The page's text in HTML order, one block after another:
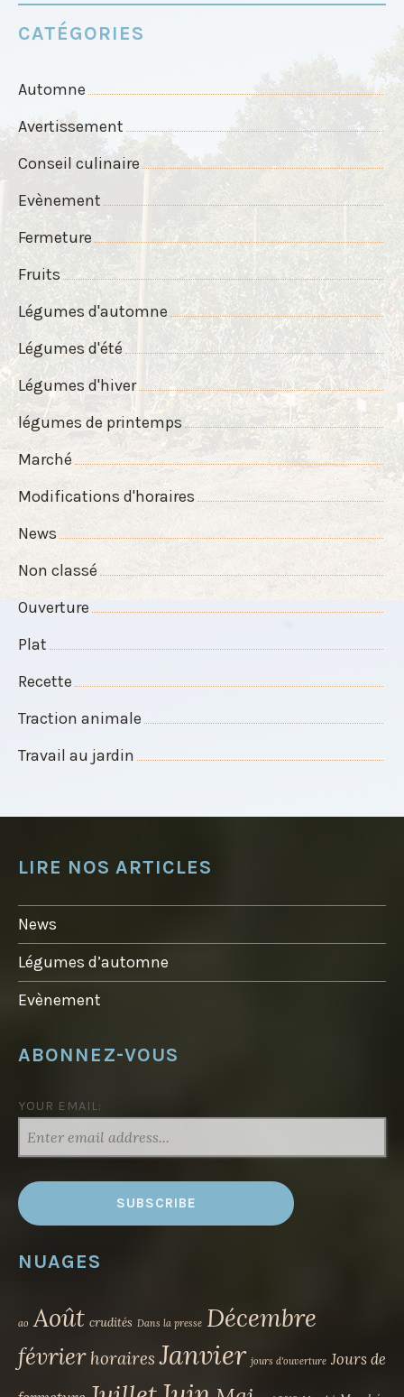
CATÉGORIES
Automne
Avertissement
Conseil culinaire
Evènement
Fermeture
Fruits
Légumes d'automne
Légumes d'été
Légumes d'hiver
légumes de printemps
Marché
Modifications d'horaires
News
Non classé
Ouverture
Plat
Recette
Traction animale
Travail au jardin
LIRE NOS ARTICLES
News
Légumes d’automne
Evènement
ABONNEZ-VOUS
YOUR EMAIL:
NUAGES
ao Août crudités Dans la presse Décembre
février horaires Janvier jours d'ouverture Jours de